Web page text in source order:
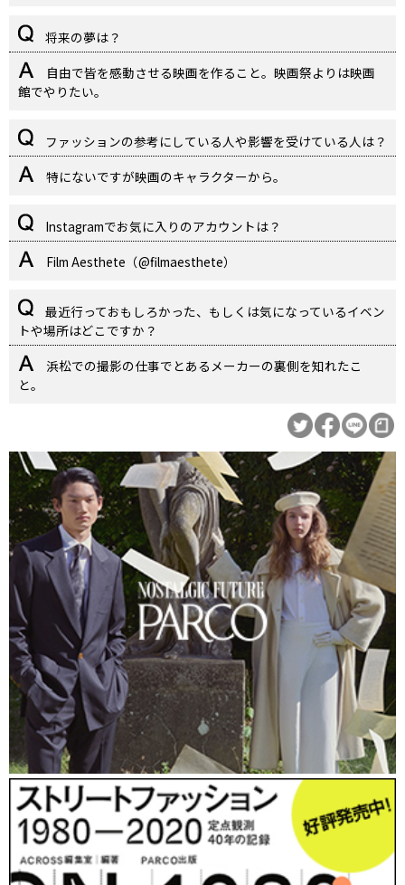
将来の夢は？
自由で皆を感動させる映画を作ること。映画祭よりは映画
館でやりたい。
ファッションの参考にしている人や影響を受けている人は？
特にないですが映画のキャラクターから。
Instagramでお気に入りのアカウントは？
Film Aesthete（@filmaesthete）
最近行っておもしろかった、もしくは気になっているイベン
トや場所はどこですか？
浜松での撮影の仕事でとあるメーカーの裏側を知れたこ
と。